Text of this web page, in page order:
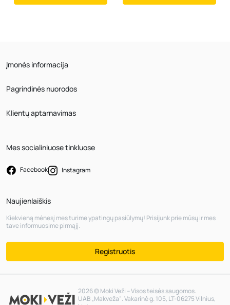
Įmonės informacija
Pagrindinės nuorodos
Klientų aptarnavimas
Mes socialiniuose tinkluose
Facebook Instagram
Naujienlaiškis
Kiekvieną mėnesį mes turime ypatingų pasiūlymų! Prisijunk prie mūsų ir mes
tave informuosime pirmąjį.
Registruotis
2026 © Moki Veži – Visos teisės saugomos.
UAB „Makveža“. Vakarinė g. 105, LT-06275 Vilnius,